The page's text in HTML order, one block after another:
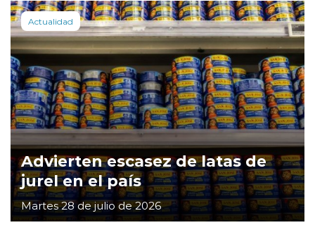
Actualidad
Advierten escasez de latas de
jurel en el país
Martes 28 de julio de 2026